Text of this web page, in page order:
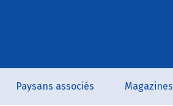
Paysans associés Magazines